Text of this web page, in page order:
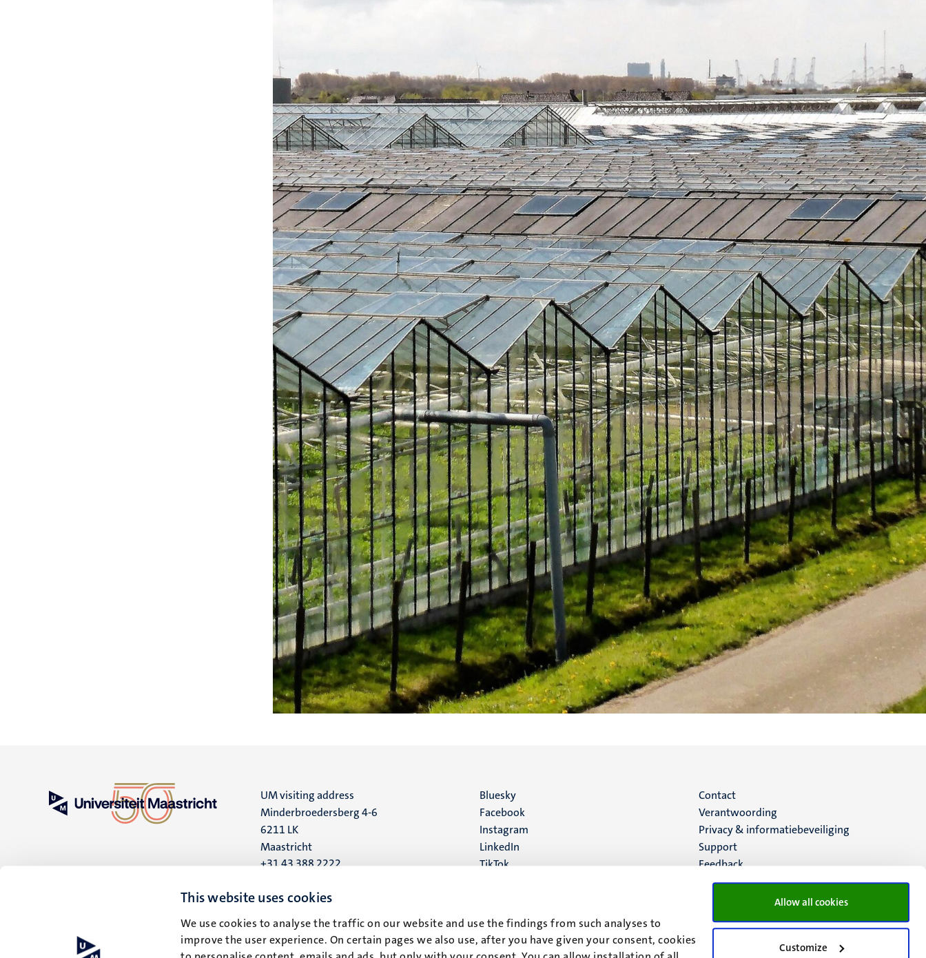
This website uses cookies
We use cookies to analyse the traffic on our website and use the findings from such analyses to
improve the user experience. On certain pages we also use, after you have given your consent, cookies
Allow all cookies
Customize
UM visiting address
Minderbroedersberg 4-6
6211 LK
Maastricht
+31 43 388 2222
UM postal address
6200 MD
Maastricht
Social
media
Bluesky
Facebook
Instagram
LinkedIn
TikTok
Menu
footer
(NL)
Contact
Verantwoording
Privacy & informatiebeveiliging
Support
Feedback